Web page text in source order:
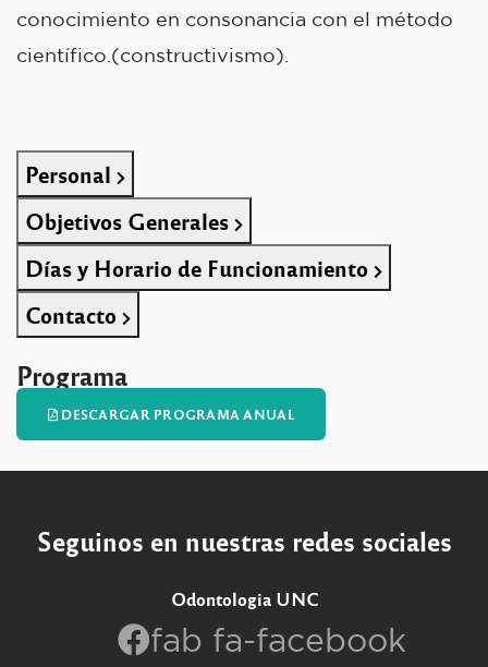
conocimiento en consonancia con el método
científico.(constructivismo).
Personal
Objetivos Generales
Días y Horario de Funcionamiento
Contacto
Programa
DESCARGAR PROGRAMA ANUAL
Seguinos en nuestras redes sociales
Odontologia UNC
fab fa-facebook